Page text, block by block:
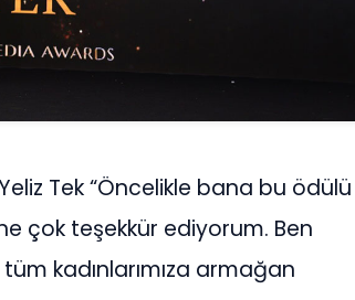
Tek “Öncelikle bana bu ödülü
çok teşekkür ediyorum. Ben
kadınlarımıza armağan